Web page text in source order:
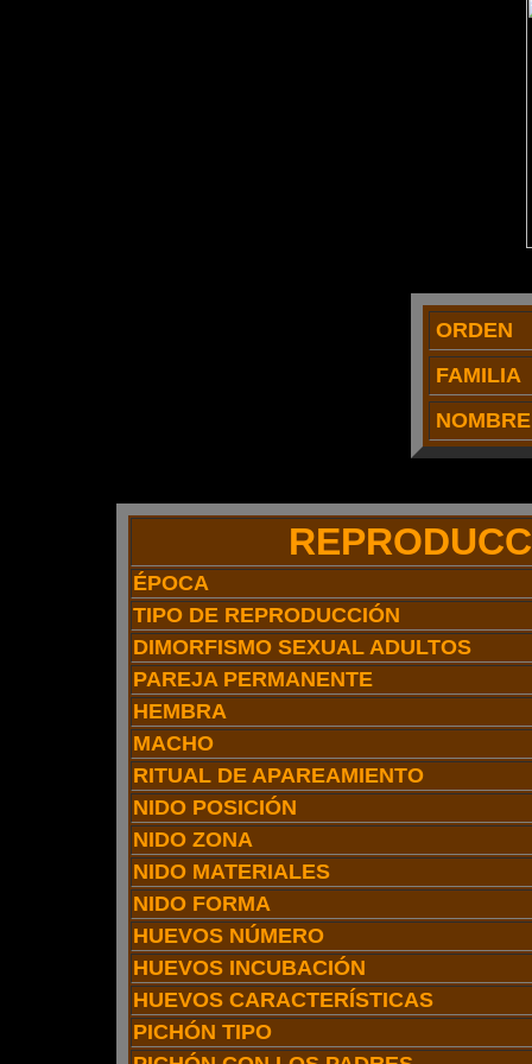
ORDEN
FAMILIA
ÉPOCA
TIPO DE REPRODUCCIÓN
DIMORFISMO SEXUAL ADULTOS
PAREJA PERMANENTE
HEMBRA
MACHO
RITUAL DE APAREAMIENTO
NIDO POSICIÓN
NIDO ZONA
NIDO MATERIALES
NIDO FORMA
HUEVOS NÚMERO
HUEVOS INCUBACIÓN
HUEVOS CARACTERÍSTICAS
PICHÓN TIPO